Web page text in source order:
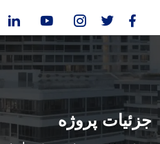
جزئیات پروژه